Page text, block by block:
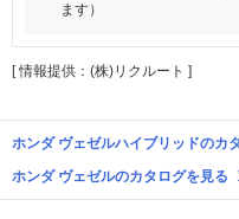
ます）
[ 情報提供：(株)リクルート ]
ホンダ ヴェゼルハイブリッドのカ
ホンダ ヴェゼルのカタログを見る